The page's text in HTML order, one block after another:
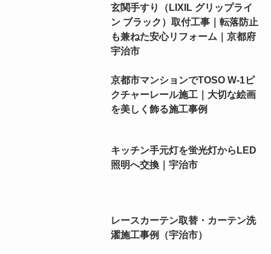
玄関手すり（LIXIL グリップライ
ン ブラック）取付工事｜転落防止
も兼ねた安心リフォーム｜京都府
宇治市
京都市マンションでTOSO W-1ピ
クチャーレール施工｜大切な絵画
を美しく飾る施工事例
キッチン手元灯を蛍光灯からLED
照明へ交換｜宇治市
レースカーテン取替・カーテン洗
濯施工事例（宇治市）